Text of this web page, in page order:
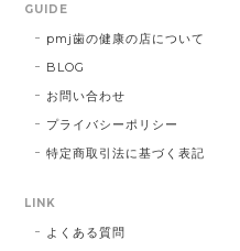
GUIDE
pmj歯の健康の店について
BLOG
お問い合わせ
プライバシーポリシー
特定商取引法に基づく表記
LINK
よくある質問